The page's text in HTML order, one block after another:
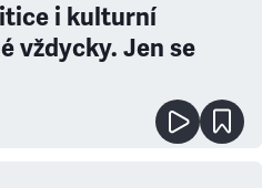
i kulturní
vždycky. Jen se